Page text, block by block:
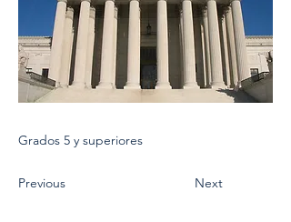
Grados 5 y superiores
Previous Next